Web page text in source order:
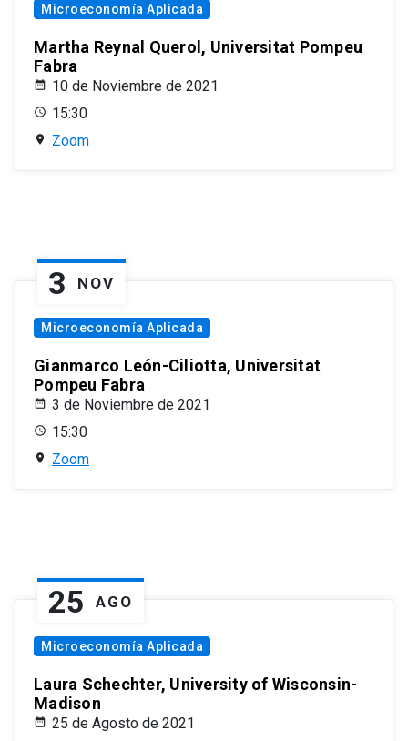
Microeconomía Aplicada
Martha Reynal Querol, Universitat Pompeu
Fabra
10 de Noviembre de 2021
15:30
Zoom
3 NOV
Microeconomía Aplicada
Gianmarco León-Ciliotta, Universitat
Pompeu Fabra
3 de Noviembre de 2021
15:30
Zoom
25 AGO
Microeconomía Aplicada
Laura Schechter, University of Wisconsin-
Madison
25 de Agosto de 2021